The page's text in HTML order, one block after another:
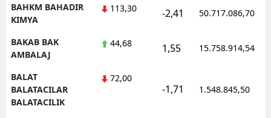
BAHKM BAHADIR
KIMYA
113,30 -2,41 50.717.086,70
BAKAB BAK
AMBALAJ
44,68 1,55 15.758.914,54
BALAT
BALATACILAR
BALATACILIK
72,00
-1,71 1.548.845,50